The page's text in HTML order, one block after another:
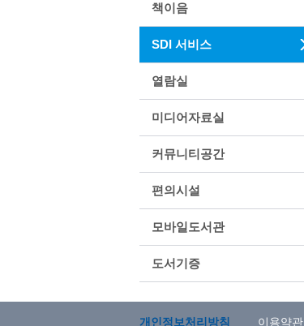
책이음
SDI 서비스
열람실
미디어자료실
커뮤니티공간
편의시설
모바일도서관
도서기증
개인정보처리방침 이용약관